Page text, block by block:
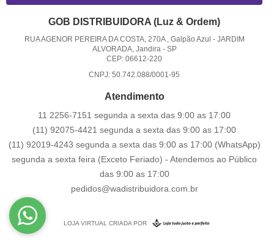
GOB DISTRIBUIDORA (Luz & Ordem)
RUA AGENOR PEREIRA DA COSTA, 270A , Galpão Azul - JARDIM
ALVORADA, Jandira- SP
CEP: 06612-220
CNPJ: 50.742.088/0001-95
Atendimento
11 2256-7151 segunda a sexta das 9:00 as 17:00
(11) 92075-4421 segunda a sexta das 9:00 as 17:00
(11) 92019-4243 segunda a sexta das 9:00 as 17:00 (WhatsApp)
segunda a sexta feira (Exceto Feriado) - Atendemos ao Público
das 9:00 as 17:00
pedidos@wadistribuidora.com.br
LOJA VIRTUAL CRIADA POR